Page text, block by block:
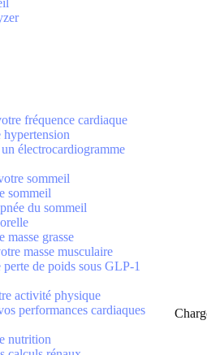
fréquence cardiaque
hypertension
électrocardiogramme
sommeil
sommeil
du sommeil
masse grasse
masse musculaire
de poids sous GLP-1
activité physique
performances cardiaques
nutrition